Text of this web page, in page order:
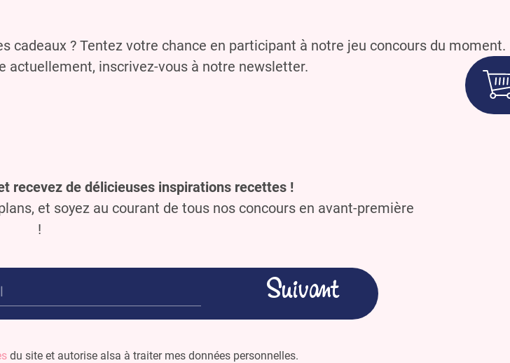
cadeaux ? Tentez votre chance en participant à notre jeu concours du moment.
actuellement, inscrivez-vous à notre newsletter.
recevez de délicieuses inspirations recettes !
et soyez au courant de tous nos concours en avant-première
!
du site et autorise alsa à traiter mes données personnelles.